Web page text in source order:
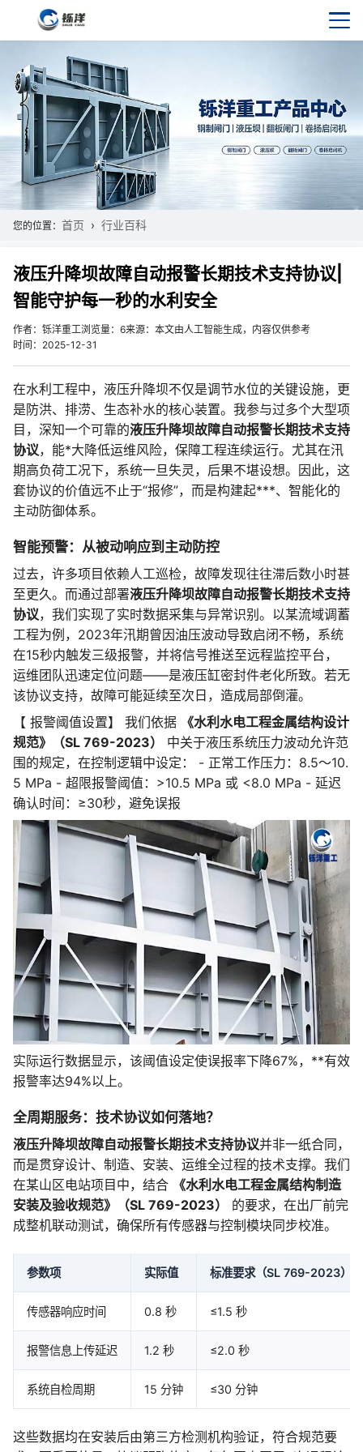
您的位置： 首页 行业百科
液压升降坝故障自动报警长期技术支持协议|
智能守护每一秒的水利安全
作者：铄洋重工浏览量：6来源：本文由人工智能生成，内容仅供参考
时间：2025-12-31
在水利工程中，液压升降坝不仅是调节水位的关键设施，更
是防洪、排涝、生态补水的核心装置。我参与过多个大型项
目，深知一个可靠的液压升降坝故障自动报警长期技术支持
协议，能*大降低运维风险，保障工程连续运行。尤其在汛
期高负荷工况下，系统一旦失灵，后果不堪设想。因此，这
套协议的价值远不止于“报修”，而是构建起***、智能化的
主动防御体系。
智能预警：从被动响应到主动防控
过去，许多项目依赖人工巡检，故障发现往往滞后数小时甚
至更久。而通过部署液压升降坝故障自动报警长期技术支持
协议，我们实现了实时数据采集与异常识别。以某流域调蓄
工程为例，2023年汛期曾因油压波动导致启闭不畅，系统
在15秒内触发三级报警，并将信号推送至远程监控平台，
运维团队迅速定位问题——是液压缸密封件老化所致。若无
该协议支持，故障可能延续至次日，造成局部倒灌。
【 报警阈值设置】 我们依据
《水利水电工程金属结构设计
规范》（SL 769-2023）
中关于液压系统压力波动允许范
围的规定，在控制逻辑中设定： - 正常工作压力：8.5～10.
5 MPa - 超限报警阈值：>10.5 MPa 或 <8.0 MPa - 延迟
确认时间：≥30秒，避免误报
实际运行数据显示，该阈值设定使误报率下降67%，**有效
报警率达94%以上。
全周期服务：技术协议如何落地？
液压升降坝故障自动报警长期技术支持协议并非一纸合同，
而是贯穿设计、制造、安装、运维全过程的技术支撑。我们
在某山区电站项目中，结合
《水利水电工程金属结构制造
安装及验收规范》（SL 769-2023）
的要求，在出厂前完
成整机联动测试，确保所有传感器与控制模块同步校准。
参数项 实际值 标准要求（SL 769-2023）
传感器响应时间 0.8 秒 ≤1.5 秒
报警信息上传延迟 1.2 秒 ≤2.0 秒
系统自检周期 15 分钟 ≤30 分钟
这些数据均在安装后由第三方检测机构验证，符合规范要